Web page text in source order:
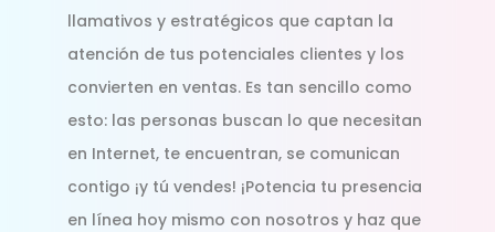
llamativos y estratégicos que captan la
atención de tus potenciales clientes y los
convierten en ventas. Es tan sencillo como
esto: las personas buscan lo que necesitan
en Internet, te encuentran, se comunican
contigo ¡y tú vendes! ¡Potencia tu presencia
en línea hoy mismo con nosotros y haz que